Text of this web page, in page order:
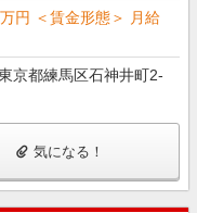
円 ＜賃金形態＞ 月給
京都練馬区石神井町2-
気になる！